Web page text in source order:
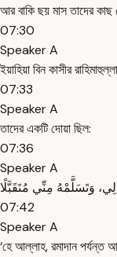
আর বাকি ছয় মাস তাদের
07:30
Speaker A
ইয়াহিয়া বিন কাসীর
07:33
Speaker A
তাদের একটি দোয়া ছিল:
07:36
Speaker A
وَتَسَلَّمْهُ مِنِّي مُتَقَبَّلًا
07:42
Speaker A
‘হে আল্লাহ, রমাদান পর্যন্ত